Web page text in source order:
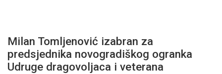
Milan Tomljenović izabran za
predsjednika novogradiškog ogranka
Udruge dragovoljaca i veterana